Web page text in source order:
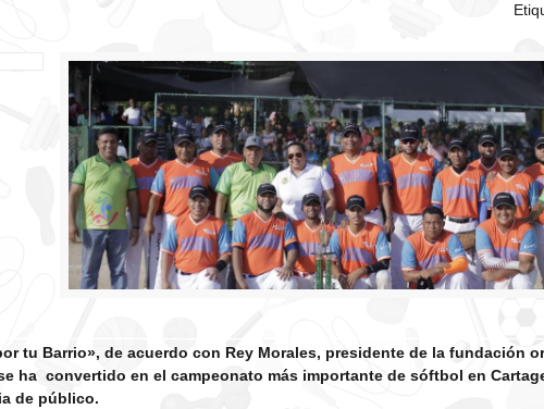
tu Barrio», de acuerdo con Rey Morales, presidente de la fundación
ha convertido en el campeonato más importante de sóftbol en
de público.